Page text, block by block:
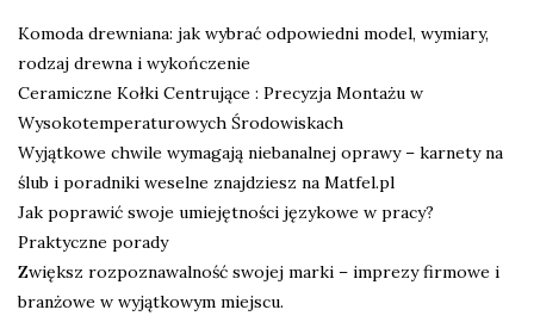
Komoda drewniana: jak wybrać odpowiedni model, wymiary,
rodzaj drewna i wykończenie
Ceramiczne Kołki Centrujące : Precyzja Montażu w
Wysokotemperaturowych Środowiskach
Wyjątkowe chwile wymagają niebanalnej oprawy – karnety na
ślub i poradniki weselne znajdziesz na Matfel.pl
Jak poprawić swoje umiejętności językowe w pracy?
Praktyczne porady
Zwiększ rozpoznawalność swojej marki – imprezy firmowe i
branżowe w wyjątkowym miejscu.